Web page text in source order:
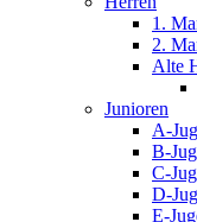
1.
2.
Alte
Junioren
A-
B-
C-
D-
E-